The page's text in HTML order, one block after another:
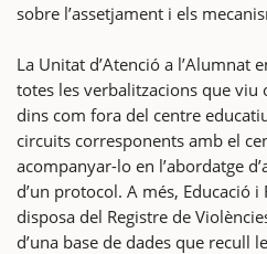
sobre l’assetjament i els
La Unitat d’Atenció a l’Alumnat
totes les verbalitzacions que viu
dins com fora del centre
circuits corresponents amb el
acompanyar-lo en l’abordatge
d’un protocol. A més, Educació
disposa del Registre de
d’una base de dades que recull